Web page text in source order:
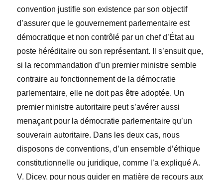
convention justifie son existence par son objectif
d’assurer que le gouvernement parlementaire est
démocratique et non contrôlé par un chef d’État au
poste héréditaire ou son représentant. Il s’ensuit que,
si la recommandation d’un premier ministre semble
contraire au fonctionnement de la démocratie
parlementaire, elle ne doit pas être adoptée. Un
premier ministre autoritaire peut s’avérer aussi
menaçant pour la démocratie parlementaire qu’un
souverain autoritaire. Dans les deux cas, nous
disposons de conventions, d’un ensemble d’éthique
constitutionnelle ou juridique, comme l’a expliqué A.
V. Dicey, pour nous guider en matière de recours aux